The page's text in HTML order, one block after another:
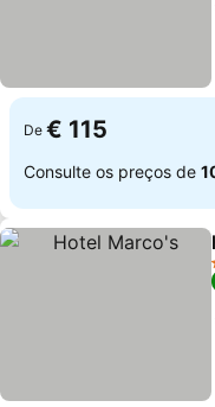
De € 115
Consulte os preços de